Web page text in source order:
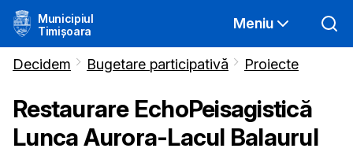
Municipiul
Timișoara
Meniu
Decidem Bugetare participativă Proiecte
Restaurare EchoPeisagistică
Lunca Aurora-Lacul Balaurul